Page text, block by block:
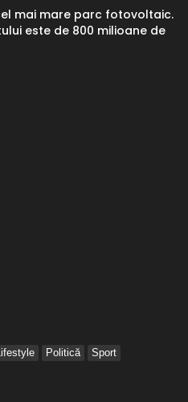
mai mare parc fotovoltaic.
este de 800 milioane de
Politică
Sport